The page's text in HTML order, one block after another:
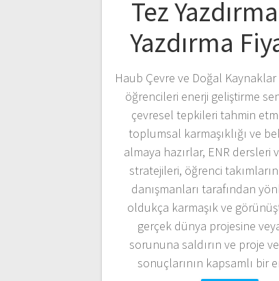
Tez
Yazdırma
Haub Çevre ve Doğal
öğrencileri enerji geliştirme
çevresel tepkileri tahmin
toplumsal karmaşıklığı ve
almaya hazırlar, ENR dersleri
stratejileri, öğrenci
danışmanları tarafından
oldukça karmaşık ve
gerçek dünya projesine
sorununa saldırın ve proje
sonuçlarının kapsamlı bir